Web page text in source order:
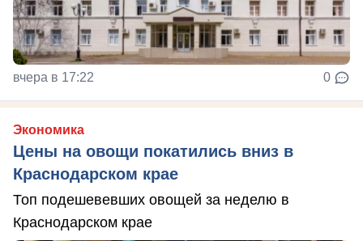
вчера в 17:22 0
Экономика
Цены на овощи покатились вниз в
Краснодарском крае
Топ подешевевших овощей за неделю в
Краснодарском крае